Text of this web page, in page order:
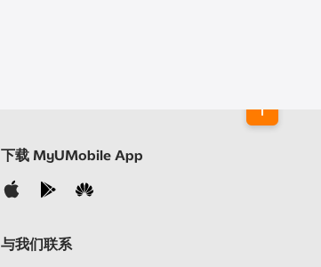
下载 MyUMobile App
与我们联系